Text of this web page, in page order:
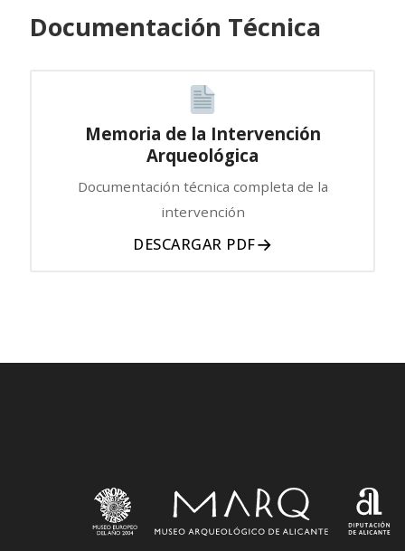
Documentación Técnica
Memoria de la Intervención
Arqueológica
Documentación técnica completa de la
intervención
DESCARGAR PDF→